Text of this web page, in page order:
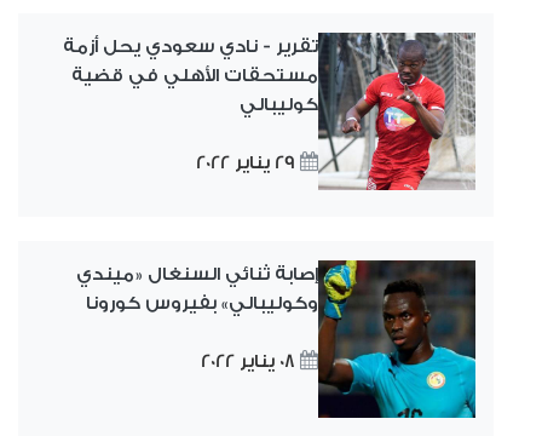
تقرير - نادي سعودي يحل أزمة
مستحقات الأهلي في قضية
كوليبالي
29 يناير 2022
إصابة ثنائي السنغال «ميندي
وكوليبالي» بفيروس كورونا
08 يناير 2022